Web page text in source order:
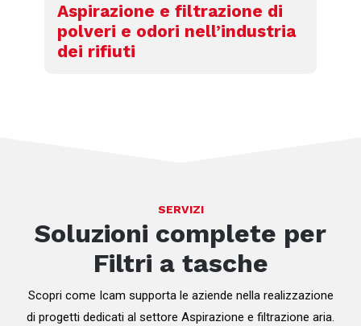
Aspirazione e filtrazione di
polveri e odori nell’industria
dei rifiuti
SERVIZI
Soluzioni complete per
Filtri a tasche
Scopri come Icam supporta le aziende nella realizzazione
di progetti dedicati al settore Aspirazione e filtrazione aria.